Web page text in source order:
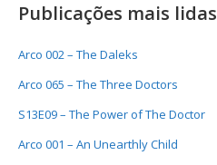
Publicações mais lidas
Arco 002 – The Daleks
Arco 065 – The Three Doctors
S13E09 – The Power of The Doctor
Arco 001 – An Unearthly Child